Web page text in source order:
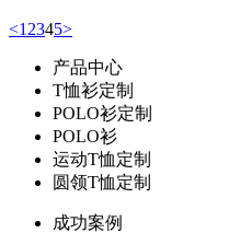
<1 2345>
产品中心
T恤衫定制
POLO衫定制
POLO衫
运动T恤定制
圆领T恤定制
成功案例